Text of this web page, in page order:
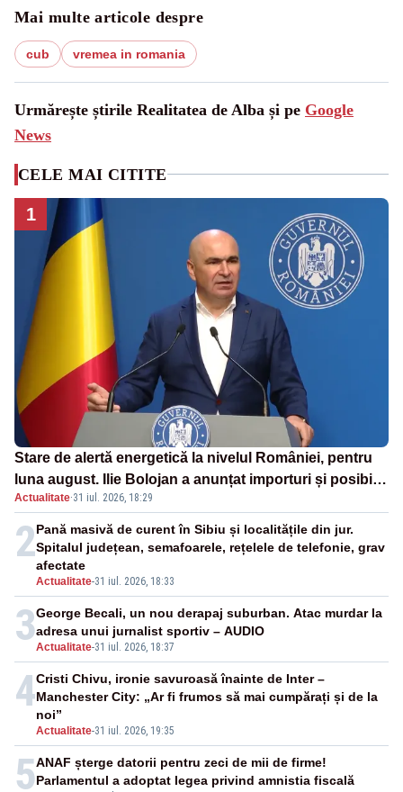
Mai multe articole despre
cub vremea in romania
Urmărește știrile Realitatea de Alba și pe Google
News
CELE MAI CITITE
1
Stare de alertă energetică la nivelul României, pentru
luna august. Ilie Bolojan a anunțat importuri și posibile
restricții – VIDEO
Actualitate·31 iul. 2026, 18:29
2
Actualitate-31 iul. 2026, 18:33
Pană masivă de curent în Sibiu și localitățile din jur.
Spitalul județean, semafoarele, rețelele de telefonie, grav
afectate
3Actualitate-31 iul. 2026, 18:37
George Becali, un nou derapaj suburban. Atac murdar la
adresa unui jurnalist sportiv – AUDIO
4
Actualitate-31 iul. 2026, 19:35
Cristi Chivu, ironie savuroasă înainte de Inter –
Manchester City: „Ar fi frumos să mai cumpărați și de la
noi”
5ANAF șterge datorii pentru zeci de mii de firme!
Parlamentul a adoptat legea privind amnistia fiscală